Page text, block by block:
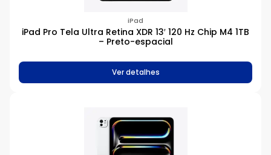
iPad
iPad Pro Tela Ultra Retina XDR 13′ 120 Hz Chip M4 1TB
– Preto-espacial
Ver detalhes